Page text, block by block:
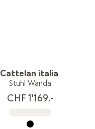
Cattelan italia
Stuhl Wanda
CHF 1'169.-